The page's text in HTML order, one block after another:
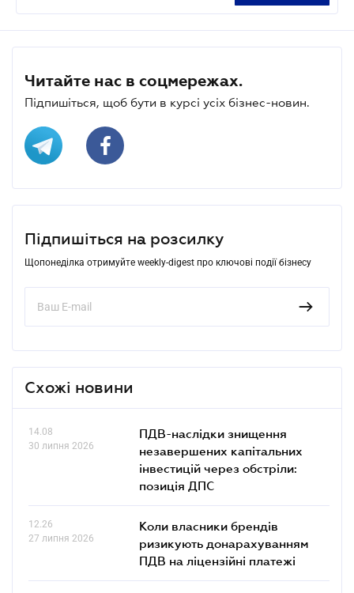
Читайте нас в соцмережах.
Підпишіться, щоб бути в курсі усіх бізнес-новин.
Підпишіться на розсилку
Щопонеділка отримуйте weekly-digest про ключові події бізнесу
Схожі новини
14.08
30 липня 2026
ПДВ-наслідки знищення
незавершених капітальних
інвестицій через обстріли:
позиція ДПС
12.26
27 липня 2026
Коли власники брендів
ризикують донарахуванням
ПДВ на ліцензійні платежі